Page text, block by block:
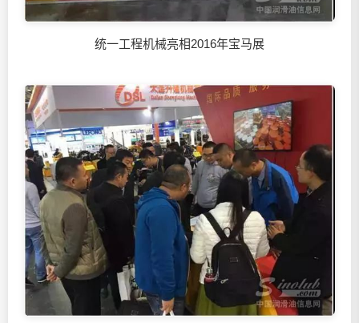
统一工程机械亮相2016年宝马展